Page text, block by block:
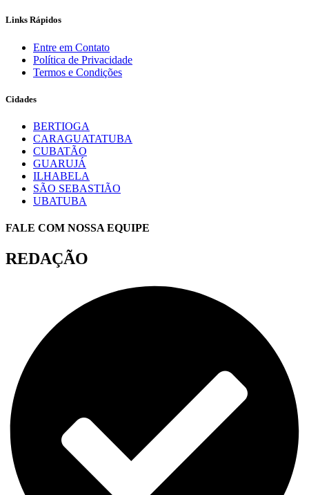
Links Rápidos
Entre em Contato
Política de Privacidade
Termos e Condições
Cidades
BERTIOGA
CARAGUATATUBA
CUBATÃO
GUARUJÁ
ILHABELA
SÃO SEBASTIÃO
UBATUBA
FALE COM NOSSA EQUIPE
REDAÇÃO